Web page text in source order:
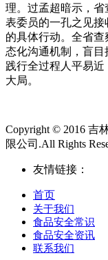
理。过孟超暗示，
表委员的一孔之见
的具体行动。全省
态化沟通机制，盲
践行全过程人平易
大局。
Copyright © 2016 吉
限公司.All Rights
友情链接：
首页
关于我们
食品安全常识
食品安全资讯
联系我们